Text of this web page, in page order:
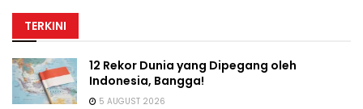
TERKINI
12 Rekor Dunia yang Dipegang oleh
Indonesia, Bangga!
5 AUGUST 2026